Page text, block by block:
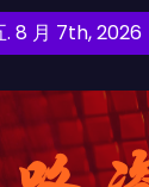
. 8 月 7th, 2026